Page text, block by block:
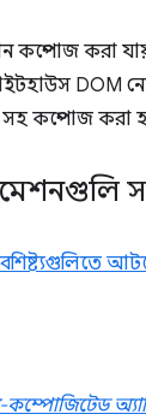
কম্পোজ করা
DOM
কম্পোজ করা